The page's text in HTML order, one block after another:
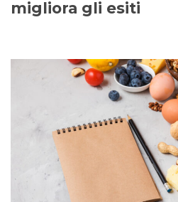
migliora gli esiti